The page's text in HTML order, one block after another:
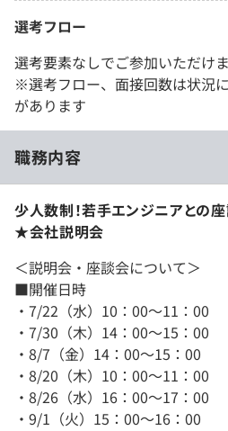
選考フロー
選考要素なしでご参加いただけま
※選考フロー、面接回数は状況
があります
職務内容
少人数制！若手エンジニアとの
★会社説明会
＜説明会・座談会について＞
■開催日時
・7/22（水）10：00～11：00
・7/30（木）14：00～15：00
・8/7（金）14：00～15：00
・8/20（木）10：00～11：00
・8/26（水）16：00～17：00
・9/1（火）15：00～16：00